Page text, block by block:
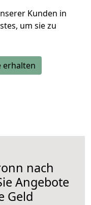
Kunden in
um sie zu
erhalten
nach
Angebote
Geld